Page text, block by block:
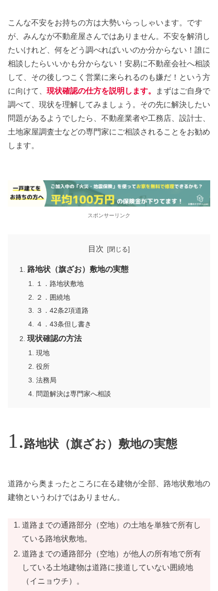
こんな不安をお持ちの方は大勢いらっしゃいます。です
が、みんなが不動産屋さんではありません。不安を解消し
たいけれど、何をどう調べればいいのか分からない！誰に
相談したらいいかも分からない！安易に不動産会社へ相談
して、その後しつこく営業に来られるのも嫌だ！という方
に向けて、 現状確認の仕方を説明します。
まずはご自身で
調べて、現状を理解してみましょう。その先に解決したい
問題があるようでしたら、不動産業者や工務店、設計士、
土地家屋調査士などの専門家にご相談されることをお勧め
します。
スポンサーリンク
目次
路地状（旗ざお）敷地の実態
１．路地状敷地
２．囲繞地
３．42条2項道路
４．43条但し書き
現状確認の方法
現地
役所
法務局
問題解決は専門家へ相談
路地状（旗ざお）敷地の実態
道路から奥まったところに在る建物が全部、路地状敷地の
建物というわけではありません。
道路までの通路部分（空地）の土地を単独で所有し
ている路地状敷地。
道路までの通路部分（空地）が他人の所有地で所有
している土地建物は道路に接道していない囲繞地
（イニョウチ）。